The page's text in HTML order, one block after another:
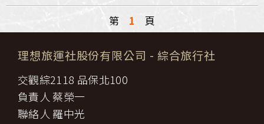
第 1 頁
理想旅運社股份有限公司 - 綜合旅行社
交觀綜2118 品保北100
負責人 蔡榮一
聯絡人 羅中光